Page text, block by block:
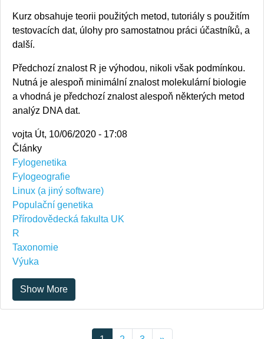
Kurz obsahuje teorii použitých metod, tutoriály s použitím
testovacích dat, úlohy pro samostatnou práci účastníků, a
další.
Předchozí znalost R je výhodou, nikoli však podmínkou.
Nutná je alespoň minimální znalost molekulární biologie
a vhodná je předchozí znalost alespoň některých metod
analýz DNA dat.
vojta Út, 10/06/2020 - 17:08
Články
Fylogenetika
Fylogeografie
Linux (a jiný software)
Populační genetika
Přírodovědecká fakulta UK
R
Taxonomie
Výuka
Show More